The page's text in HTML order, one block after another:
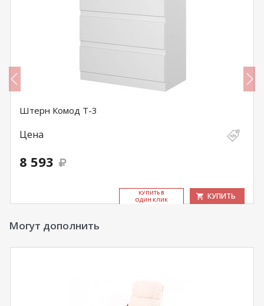
Штерн Комод Т-3
Цена
8 593
КУ­ПИТЬ В
ОДИН КЛИК
КУПИТЬ
Могут дополнить